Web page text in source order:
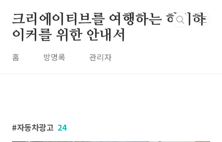
크리에이티브를 여행하는 히치하
이커를 위한 안내서
홈 방명록 관리자
자동차광고 24